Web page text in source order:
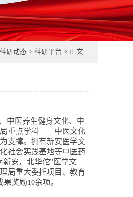
科研动态 > 科研平台 > 正文
中医养生健身文化、中
局重点学科——中医文化
支撑。拥有新安医学文
社会实践基地等中医药
新安，北华佗”医学文
局重大委托项目、教育
奖励10余项。